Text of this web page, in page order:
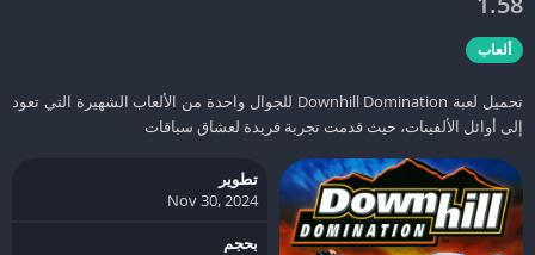
ألعاب
تحميل لعبة Downhill Domination للجوال واحدة من الألعاب الشهيرة التي تعود
إلى أوائل الألفينات، حيث قدمت تجربة فريدة لعشاق سباقات
تطوير
Nov 30, 2024
بحجم